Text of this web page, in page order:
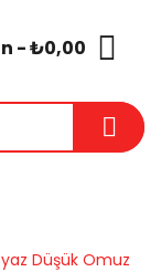
- ₺0,00
Düşük Omuz